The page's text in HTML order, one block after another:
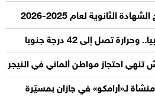
الثانوية لعام 2025-2026
تصل إلى 42 درجة جنوبا
تنهي احتجاز مواطن ألماني في النيجر
لـ«أرامكو» في جازان بمسيّرة